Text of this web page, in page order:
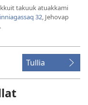
takuuk atuak­kami
32, Jehovap
Tullia